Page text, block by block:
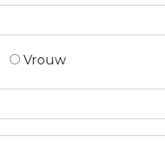
Vrouw